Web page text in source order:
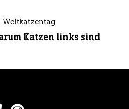
Weltkatzentag
Katzen links sind